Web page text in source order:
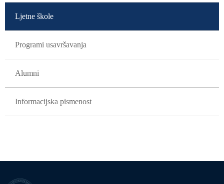
Ljetne škole
Programi usavršavanja
Alumni
Informacijska pismenost